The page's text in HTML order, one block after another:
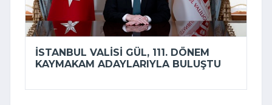
İSTANBUL VALISI GÜL, 111. DÖNEM
KAYMAKAM ADAYLARIYLA BULUŞTU